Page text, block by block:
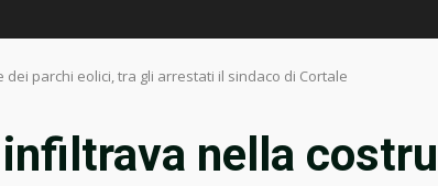
parchi eolici, tra gli arrestati il sindaco di Cortale
infiltrava nella